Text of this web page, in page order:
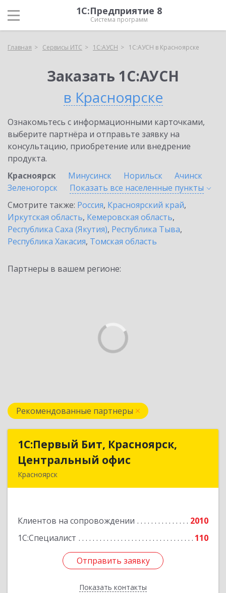
1С:Предприятие 8
Система программ
Главная Сервисы ИТС 1С:АУСН 1С:АУСН в Красноярске
Заказать 1С:АУСН
в Красноярске
Ознакомьтесь с информационными карточками,
выберите партнёра и отправьте заявку на
консультацию, приобретение или внедрение
продукта.
Красноярск
Минусинск Норильск
Ачинск
Зеленогорск
Показать все населенные пункты
Смотрите также: Россия, Красноярский край,
Иркутская область, Кемеровская область,
Республика Саха (Якутия), Республика Тыва,
Республика Хакасия, Томская область
Партнеры в вашем регионе:
Рекомендованные партнеры
1С:Первый Бит, Красноярск,
Центральный офис
Красноярск
Клиентов на сопровождении
2010
1С:Специалист
110
Отправить заявку
Показать контакты
1С:Первый Бит, Красноярск,
Центральный офис
Подробнее
Отправить заявку
Назад